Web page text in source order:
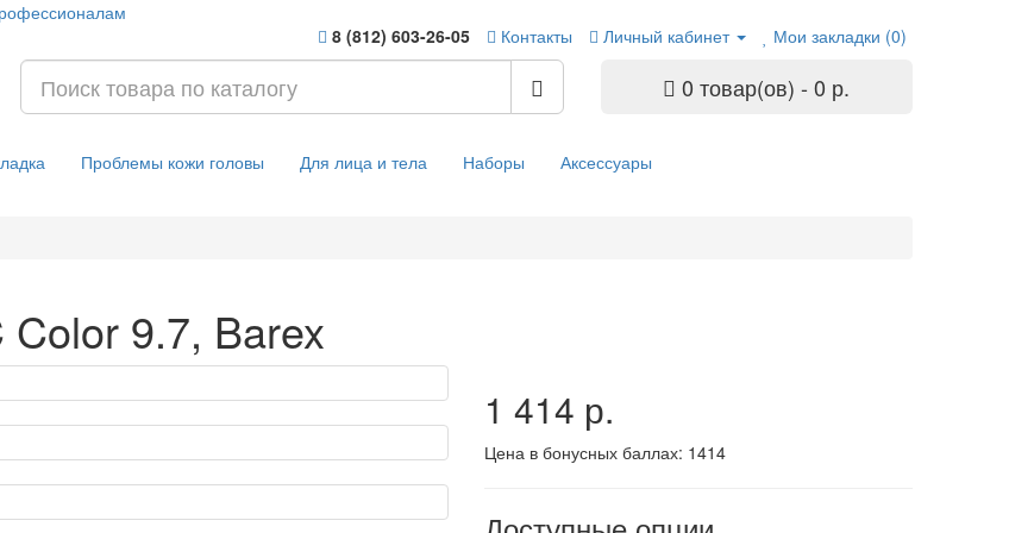
8 (812) 603-26-05
Контакты Личный кабинет Мои закладки (0)
0 товар(ов) - 0 р.
Проблемы кожи головы Для лица и тела Наборы Аксессуары
Color 9.7, Barex
1 414 р.
Цена в бонусных баллах: 1414